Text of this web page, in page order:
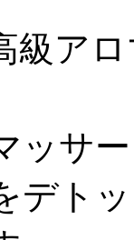
級ア
ッサ
デト